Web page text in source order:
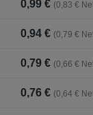
0,99 € (0,83 €
0,94 € (0,79 €
0,79 € (0,66 €
0,76 € (0,64 €